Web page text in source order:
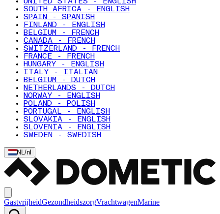
SOUTH AFRICA - ENGLISH
SPAIN - SPANISH
FINLAND - ENGLISH
BELGIUM - FRENCH
CANADA - FRENCH
SWITZERLAND - FRENCH
FRANCE - FRENCH
HUNGARY - ENGLISH
ITALY - ITALIAN
BELGIUM - DUTCH
NETHERLANDS - DUTCH
NORWAY - ENGLISH
POLAND - POLISH
PORTUGAL - ENGLISH
SLOVAKIA - ENGLISH
SLOVENIA - ENGLISH
SWEDEN - SWEDISH
NL/nl
GastvrijheidGezondheidszorgVrachtwagenMarine